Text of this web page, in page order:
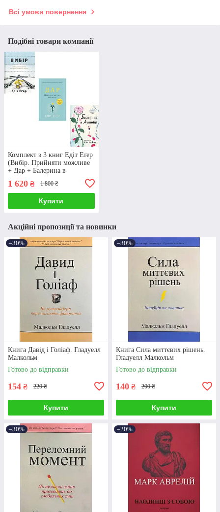
Всі умови повернення
Подібні товари компанії
Комплект з 3 книг Едіт Еґер
(Вибір. Прийняти можливе
+ Дар + Балерина в
1 620 ₴ 1 800 ₴
Купити
Акційні пропозиції та новинки
–30%
Книга Давід і Голіаф. Гладуелл
Малкольм
Готово до відправки
154 ₴ 220 ₴
Купити
–30%
Книга Сила миттєвих рішень.
Гладуелл Малкольм
Готово до відправки
140 ₴ 200 ₴
Купити
–30% –20%